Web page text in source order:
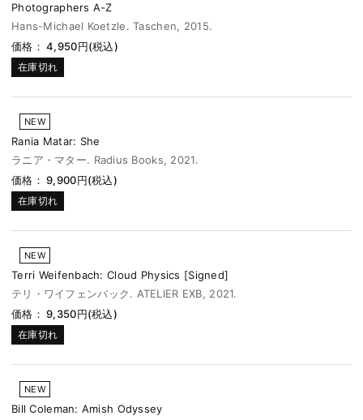
Photographers A-Z
Hans-Michael Koetzle. Taschen, 2015.
価格： 4,950円(税込)
在庫切れ
NEW
Rania Matar: She
ラニア・マター. Radius Books, 2021.
価格： 9,900円(税込)
在庫切れ
NEW
Terri Weifenbach: Cloud Physics [Signed]
テリ・ワイフェンバック. ATELIER EXB, 2021.
価格： 9,350円(税込)
在庫切れ
NEW
Bill Coleman: Amish Odyssey